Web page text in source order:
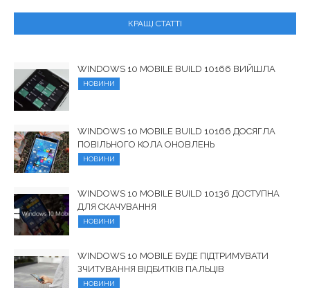
КРАЩІ СТАТТІ
WINDOWS 10 MOBILE BUILD 10166 ВИЙШЛА
НОВИНИ
WINDOWS 10 MOBILE BUILD 10166 ДОСЯГЛА
ПОВІЛЬНОГО КОЛА ОНОВЛЕНЬ
НОВИНИ
WINDOWS 10 MOBILE BUILD 10136 ДОСТУПНА
ДЛЯ СКАЧУВАННЯ
НОВИНИ
WINDOWS 10 MOBILE БУДЕ ПІДТРИМУВАТИ
ЗЧИТУВАННЯ ВІДБИТКІВ ПАЛЬЦІВ
НОВИНИ